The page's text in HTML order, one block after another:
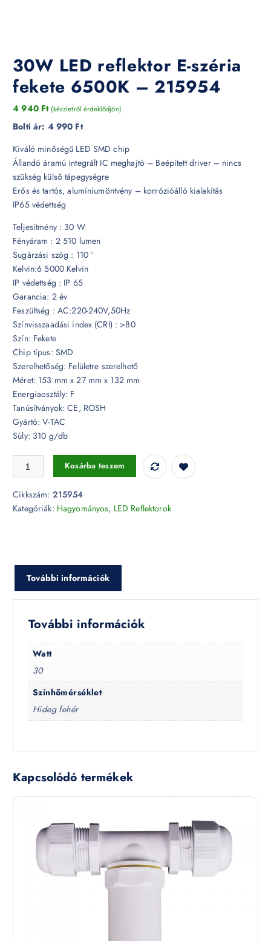
30W LED reflektor E-széria
fekete 6500K – 215954
4 940 Ft (készletről érdeklődjön)
Bolti ár: 4 990 Ft
Kiváló minőségű LED SMD chip
Állandó áramú integrált IC meghajtó – Beépített driver – nincs
szükség külső tápegységre
Erős és tartós, alumíniumöntvény – korrózióálló kialakítás
IP65 védettség
Teljesítmény : 30 W
Fényáram : 2 510 lumen
Sugárzási szög : 110 °
Kelvin:6 5000 Kelvin
IP védettség : IP 65
Garancia: 2 év
Feszültség : AC:220-240V,50Hz
Színvisszaadási index (CRI) : >80
Szín: Fekete
Chip típus: SMD
Szerelhetőség: Felületre szerelhető
Méret: 153 mm x 27 mm x 132 mm
Energiaosztály: F
Tanúsítványok: CE, ROSH
Gyártó: V-TAC
Súly: 310 g/db
30W LED reflektor E-széria fekete 6500K - 215954 mennyiség
Kosárba teszem
Cikkszám: 215954
Kategóriák: Hagyományos, LED Reflektorok
További információk
További információk
Watt
30
Színhőmérséklet
Hideg fehér
Kapcsolódó termékek